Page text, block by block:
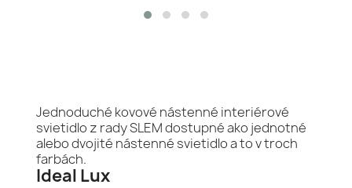
Jednoduché kovové nástenné interiérové
svietidlo z rady SLEM dostupné ako jednotné
alebo dvojité nástenné svietidlo a to v troch
farbách.
Ideal Lux